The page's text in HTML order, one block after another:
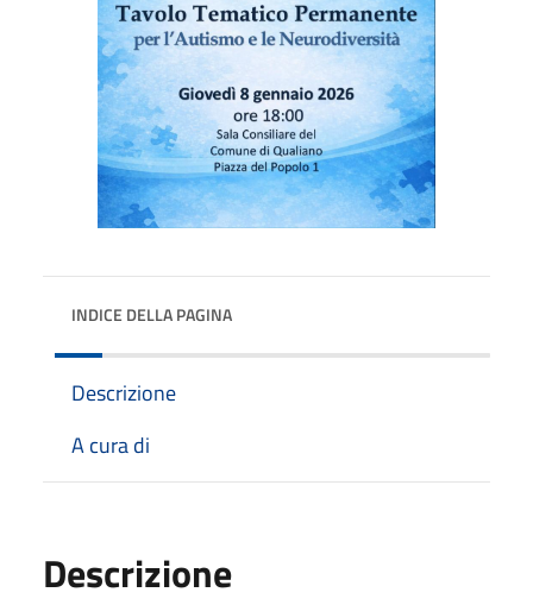
INDICE DELLA PAGINA
Descrizione
A cura di
Descrizione